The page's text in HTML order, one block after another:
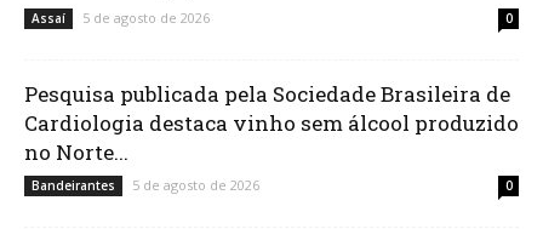
Assaí 5 de agosto de 2026 0
Pesquisa publicada pela Sociedade Brasileira de
Cardiologia destaca vinho sem álcool produzido
no Norte...
Bandeirantes 5 de agosto de 2026 0